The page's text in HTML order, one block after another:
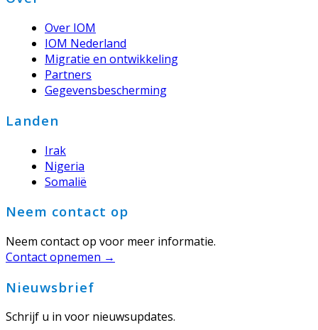
Over IOM
IOM Nederland
Migratie en ontwikkeling
Partners
Gegevensbescherming
Landen
Irak
Nigeria
Somalië
Neem contact op
Neem contact op voor meer informatie.
Contact opnemen →
Nieuwsbrief
Schrijf u in voor nieuwsupdates.